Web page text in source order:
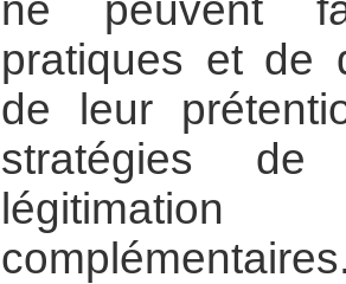
ne peuvent
pratiques et de
de leur
stratégies